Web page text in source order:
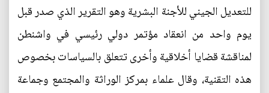
للتعديل الجيني للأجنة البشرية وهو التقرير الذي صدر قبل
يوم واحد من انعقاد مؤتمر دولي رئيسي في واشنطن
لمناقشة قضايا أخلاقية وأخرى تتعلق بالسياسات بخصوص
هذه التقنية، وقال علماء بمركز الوراثة والمجتمع وجماعة